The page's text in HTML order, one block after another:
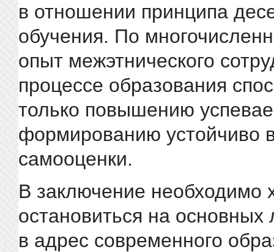
в отношении принципа
обучения. По
опыт межэтнического
процессе образования
только повышению
формированию устойчиво
самооценки.
В заключение необходимо
остановиться на основных
в адрес современного